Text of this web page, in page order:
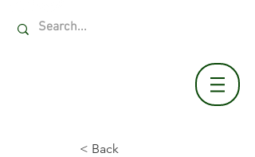
< Back